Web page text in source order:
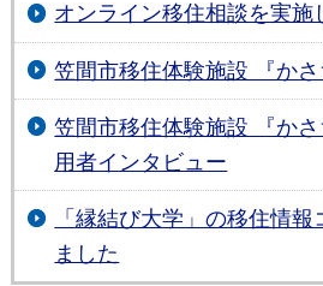
オンライン移住相談を実施
笠間市移住体験施設 『かさ
笠間市移住体験施設 『か
用者インタビュー
「縁結び大学」の移住情
ました